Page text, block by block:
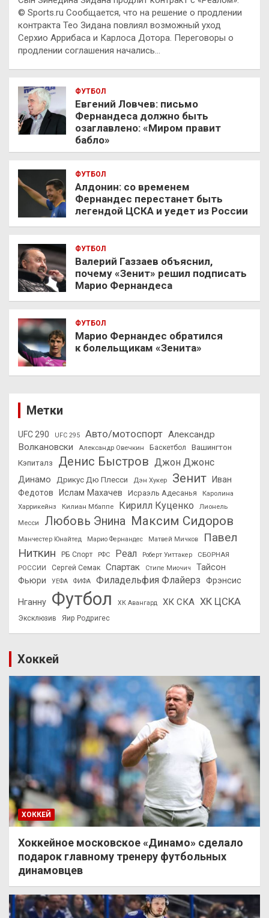
© Sports.ru Сообщается, что на решение о продлении
контракта Тео Зидана повлиял возможный уход
Серхио Аррибаса и Карлоса Дотора. Переговоры о
продлении соглашения начались…
ФУТБОЛ
Евгений Ловчев: письмо
Фернандеса должно быть
озаглавлено: «Миром правит
бабло»
ФУТБОЛ
Алдонин: со временем
Фернандес перестанет быть
легендой ЦСКА и уедет из России
ФУТБОЛ
Валерий Газзаев объяснил,
почему «Зенит» решил подписать
Марио Фернандеса
ФУТБОЛ
Марио Фернандес обратился
к болельщикам «Зенита»
Метки
UFC 290 UFC 295 Авто/мотоспорт Александр
Волкановски
Александр Овечкин Баскетбол
Вашингтон
Кэпиталз
Денис Быстров Джон Джонс
Динамо Дрикус Дю Плесси Дэн Хукер Зенит
Иван
Федотов
Ислам Махачев Исраэль Адесанья
Каролина
Харрикейнз
Килиан Мбаппе Кирилл Куценко
Лионель
Месси
Любовь Энина Максим Сидоров
Манчестер Юнайтед Марио Фернандес Матвей Мичков
Павел
Ниткин
РБ Спорт РФС Реал Роберт Уиттакер
СБОРНАЯ
РОССИИ
Сергей Семак Спартак Стипе Миочич
Тайсон
Фьюри
УЕФА ФИФА Филадельфия Флайерз Фрэнсис
Нганну Футбол ХК Авангард ХК СКА ХК ЦСКА
Эксклюзив Яир Родригес
Хоккей
ХОККЕЙ
Хоккейное московское «Динамо» сделало
подарок главному тренеру футбольных
динамовцев